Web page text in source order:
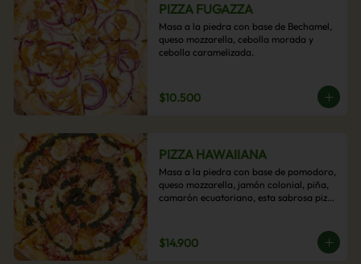
PIZZA FUGAZZA
Masa a la piedra con base de Bechamel,
queso mozzarella, cebolla morada y
cebolla caramelizada.
$10.500
PIZZA HAWAIIANA
Masa a la piedra con base de pomodoro,
queso mozzarella, jamón colonial, piña,
camarón ecuatoriano, esta sabrosa pizza
$14.900